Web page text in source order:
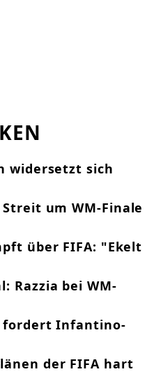
widersetzt sich
um WM-Finale
über FIFA: "Ekelt
Razzia bei WM-
fordert Infantino-
der FIFA hart